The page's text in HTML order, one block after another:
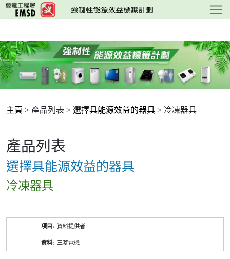
跳
至
要
內
容
主頁 > 產品列表 > 選擇具能源效益的器具 > 冷凍器具
產品列表
選擇具能源效益的器具
冷凍器具
資料提供者
三菱電機